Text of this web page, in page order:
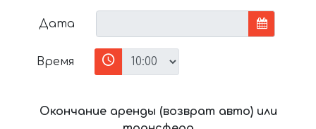
Дата
Время
Окончание аренды (возврат авто) или